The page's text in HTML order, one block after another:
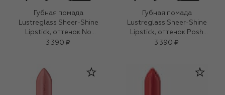
Губная помада
Lustreglass Sheer-Shine
Lipstick, оттенок No
Photos (3,5g)
3 390 ₽
Губная помада
Lustreglass Sheer-Shine
Lipstick, оттенок Posh
Pit (3,5g)
3 390 ₽